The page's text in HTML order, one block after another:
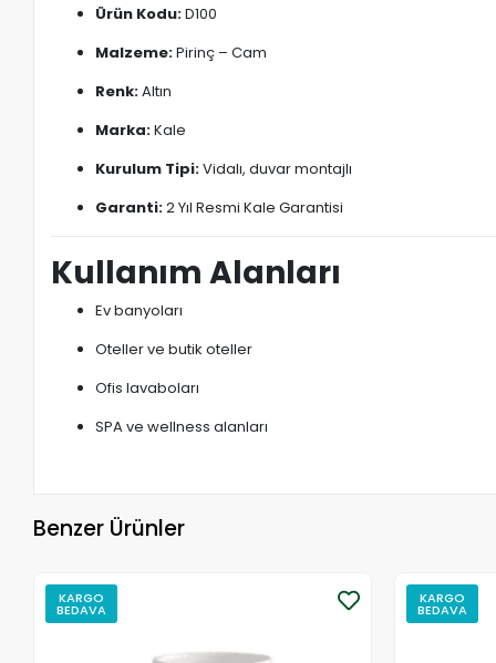
Ürün Kodu:D100
Malzeme:Pirinç – Cam
Renk:Altın
Marka:Kale
Kurulum Tipi:Vidalı, duvar montajlı
Garanti:2 Yıl Resmi Kale Garantisi
Kullanım Alanları
Ev banyoları
Oteller ve butik oteller
Ofis lavaboları
SPA ve wellness alanları
Benzer Ürünler
KARGO
BEDAVA
KARGO
BEDAVA